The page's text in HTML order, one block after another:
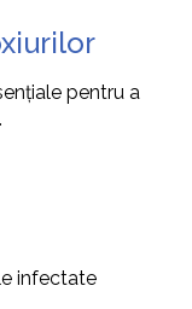
pentru a
infectate